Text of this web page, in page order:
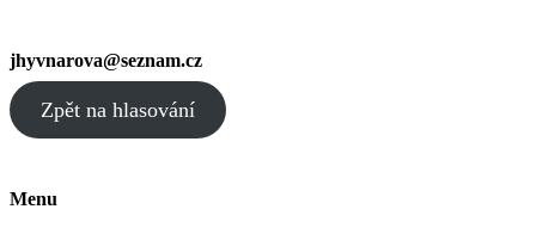
jhyvnarova@seznam.cz
Zpět na hlasování
Menu